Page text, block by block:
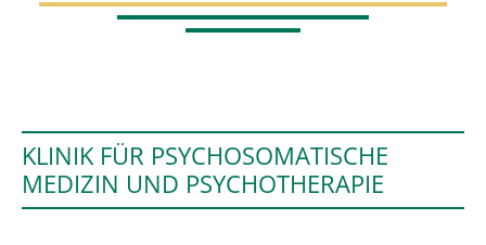
KLINIK FÜR PSYCHOSOMATISCHE
MEDIZIN UND PSYCHOTHERAPIE